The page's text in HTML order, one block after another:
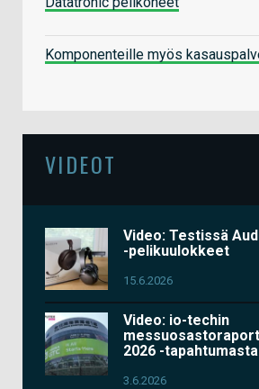
Komponenteille myös
VIDEOT
Video: Testissä
-pelikuulokkeet
15.6.2026
Video: io-techin
2026 -tapahtumasta
3.6.2026